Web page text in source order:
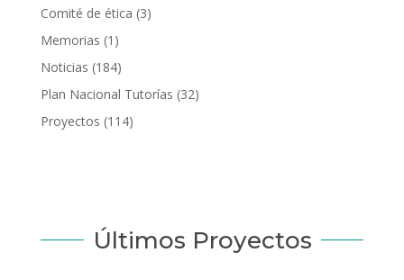
Comité de ética (3)
Memorias (1)
Noticias (184)
Plan Nacional Tutorías (32)
Proyectos (114)
Últimos Proyectos